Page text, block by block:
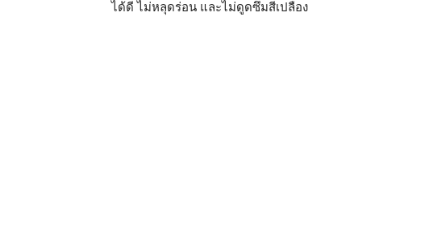
ได้ดี ไม่หลุดร่อน และไม่ดูดซึมสีเปลือง